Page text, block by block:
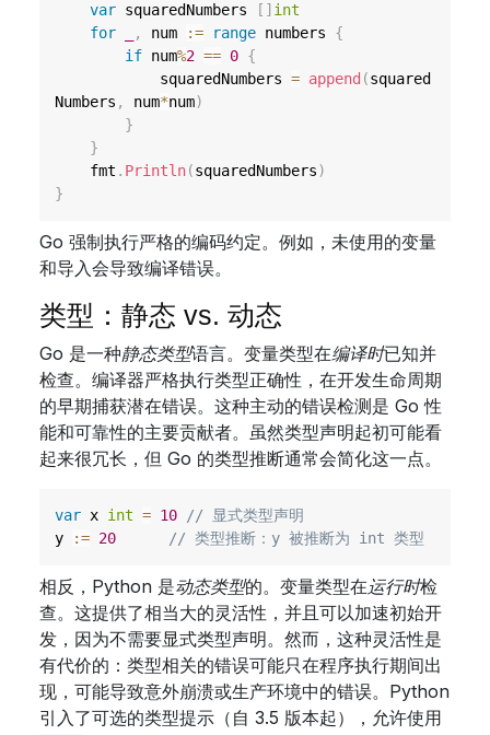
var squaredNumbers [ ] int
for
, num := range numbers {
if num%2 == 0 {
			squaredNumbers
= append (squared
Numbers , num*num)
}
}
	fmt
. Println(squaredNumbers)
}
Go 强制执行严格的编码约定。例如，未使用的变量
和导入会导致编译错误。
类型：静态 vs. 动态
Go 是一种静态类型语言。变量类型在编译时已知并
检查。编译器严格执行类型正确性，在开发生命周期
的早期捕获潜在错误。这种主动的错误检测是 Go 性
能和可靠性的主要贡献者。虽然类型声明起初可能看
起来很冗长，但 Go 的类型推断通常会简化这一点。
var x int = 10
// 显式类型声明
y
:= 20 // 类型推断：y 被推断为 int 类型
相反，Python 是动态类型的。变量类型在运行时检
查。这提供了相当大的灵活性，并且可以加速初始开
发，因为不需要显式类型声明。然而，这种灵活性是
有代价的：类型相关的错误可能只在程序执行期间出
现，可能导致意外崩溃或生产环境中的错误。Python
引入了可选的类型提示（自 3.5 版本起），允许使用